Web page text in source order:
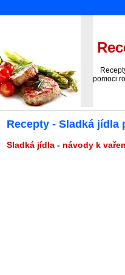
pomoci
Recepty - Sladká jídla
Sladká jídla - návody k